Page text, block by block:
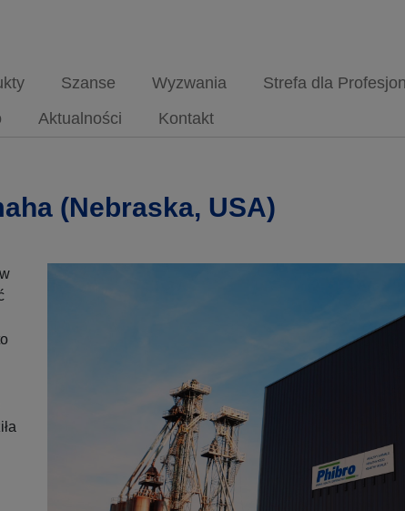
Szanse Wyzwania
Strefa dla
Aktualności Kontakt
(Nebraska, USA)